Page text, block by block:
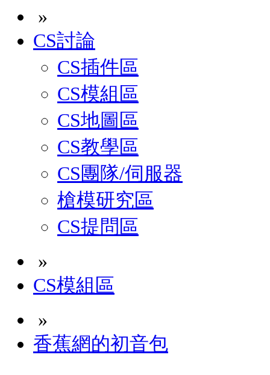
»
CS討論
CS插件區
CS模組區
CS地圖區
CS教學區
CS團隊/伺服器
槍模研究區
CS提問區
»
CS模組區
»
香蕉網的初音包